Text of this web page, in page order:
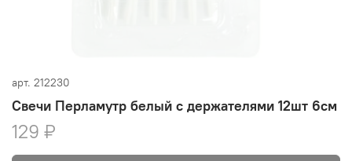
арт. 212230
Свечи Перламутр белый с держателями 12шт 6см
129 ₽